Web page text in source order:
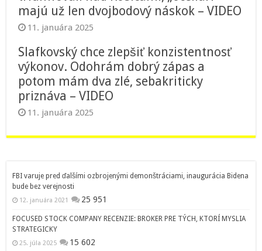
majú už len dvojbodový náskok – VIDEO
11. januára 2025
Slafkovský chce zlepšiť konzistentnosť
výkonov. Odohrám dobrý zápas a
potom mám dva zlé, sebakriticky
priznáva – VIDEO
11. januára 2025
FBI varuje pred ďalšími ozbrojenými demonštráciami, inaugurácia Bidena
bude bez verejnosti
12. januára 2021 25 951
FOCUSED STOCK COMPANY RECENZIE: BROKER PRE TÝCH, KTORÍ MYSLIA
STRATEGICKY
25. júla 2025 15 602